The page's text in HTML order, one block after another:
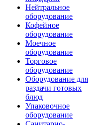
Нейтральное
оборудование
Кофейное
оборудование
Моечное
оборудование
Торговое
оборудование
Оборудование для
раздачи готовых
блюд
Упаковочное
оборудование